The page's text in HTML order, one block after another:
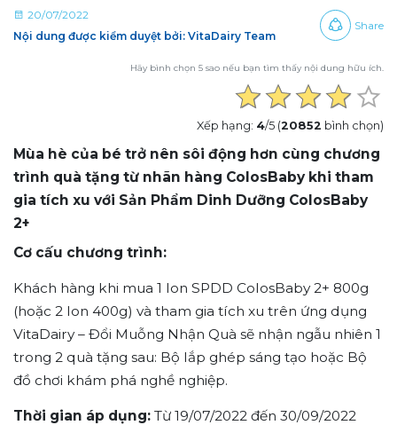
20/07/2022
Nội dung được kiểm duyệt bởi: VitaDairy Team
Share
Hãy bình chọn 5 sao nếu bạn tìm thấy nội dung hữu ích.
Xếp hạng: 4/5 (20852 bình chọn)
Mùa hè của bé trở nên sôi động hơn cùng chương
trình quà tặng từ nhãn hàng ColosBaby khi tham
gia tích xu với Sản Phẩm Dinh Dưỡng ColosBaby
2+
Cơ cấu chương trình:
Khách hàng khi mua 1 lon SPDD ColosBaby 2+ 800g
(hoặc 2 lon 400g) và tham gia tích xu trên ứng dụng
VitaDairy – Đổi Muỗng Nhận Quà sẽ nhận ngẫu nhiên 1
trong 2 quà tặng sau: Bộ lắp ghép sáng tạo hoặc Bộ
đồ chơi khám phá nghề nghiệp.
Thời gian áp dụng: Từ 19/07/2022 đến 30/09/2022